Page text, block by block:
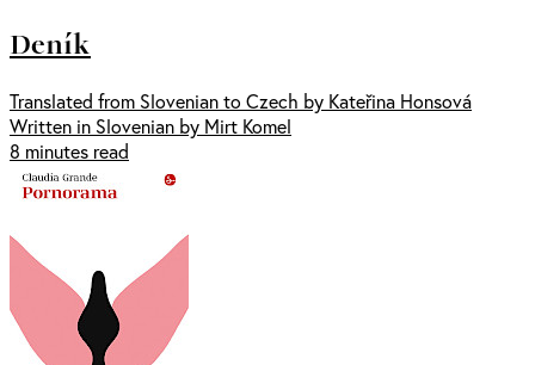
Deník
Translated from Slovenian to Czech by Kateřina Honsová
Written in Slovenian by Mirt Komel
8 minutes read